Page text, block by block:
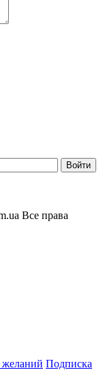
Все права
Подписка